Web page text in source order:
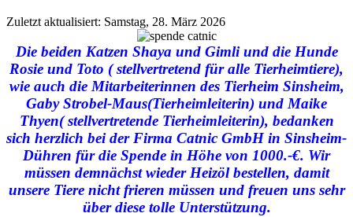
Zuletzt aktualisiert: Samstag, 28. März 2026
Die beiden Katzen Shaya und Gimli und die Hunde
Rosie und Toto ( stellvertretend für alle Tierheimtiere),
wie auch die Mitarbeiterinnen des Tierheim Sinsheim,
Gaby Strobel-Maus(Tierheimleiterin) und Maike
Thyen( stellvertretende Tierheimleiterin), bedanken
sich herzlich bei der Firma Catnic GmbH in Sinsheim-
Dühren für die Spende in Höhe von 1000.-€. Wir
müssen demnächst wieder Heizöl bestellen, damit
unsere Tiere nicht frieren müssen und freuen uns sehr
über diese tolle Unterstützung.